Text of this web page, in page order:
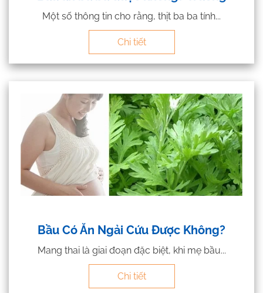
Một số thông tin cho rằng, thịt ba ba tính...
Chi tiết
Bầu Có Ăn Ngải Cứu Được Không?
Mang thai là giai đoạn đặc biệt, khi mẹ bầu...
Chi tiết